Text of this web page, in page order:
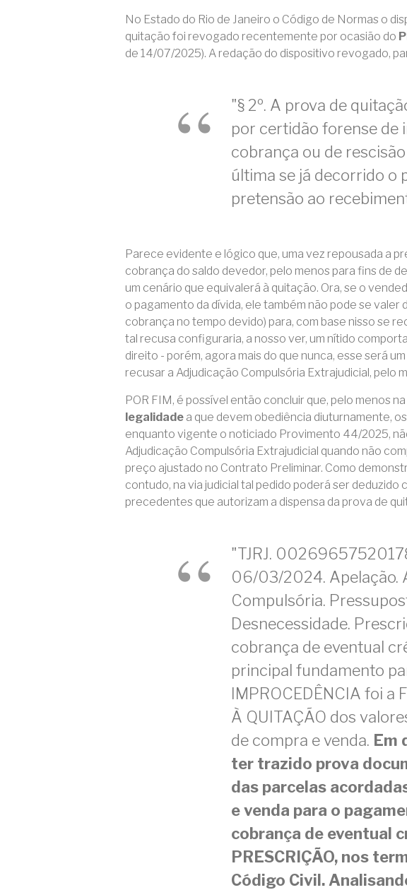
No Estado do Rio de Janeiro o Código de Normas o
quitação foi revogado recentemente por ocasião do
de 14/07/2025). A redação do dispositivo revogado,
"§ 2º. A prova de
por certidão forense de
cobrança ou de
última se já decorrido o
pretensão ao
Parece evidente e lógico que, uma vez repousada a
cobrança do saldo devedor, pelo menos para fins de
um cenário que equivalerá à quitação. Ora, se o
o pagamento da dívida, ele também não pode se valer
cobrança no tempo devido) para, com base nisso se
tal recusa configuraria, a nosso ver, um nítido
direito - porém, agora mais do que nunca, esse será
recusar a Adjudicação Compulsória Extrajudicial, pelo
POR FIM, é possível então concluir que, pelo menos
legalidade a que devem obediência diuturnamente,
enquanto vigente o noticiado Provimento 44/2025,
Adjudicação Compulsória Extrajudicial quando não
preço ajustado no Contrato Preliminar. Como
contudo, na via judicial tal pedido poderá ser
precedentes que autorizam a dispensa da prova de
"TJRJ.
06/03/2024. Apelação.
Compulsória.
Desnecessidade.
cobrança de eventual
principal fundamento
IMPROCEDÊNCIA foi a
À QUITAÇÃO dos
de compra e venda. Em
ter trazido prova
das parcelas
e venda para o
cobrança de eventual
PRESCRIÇÃO, nos
Código Civil.